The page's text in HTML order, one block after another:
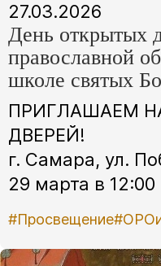
27.03.2026
День открытых
православной
школе святых
ПРИГЛАШАЕМ
ДВЕРЕЙ!
г. Самара, ул.
29 марта в 12:00
#Просвещение